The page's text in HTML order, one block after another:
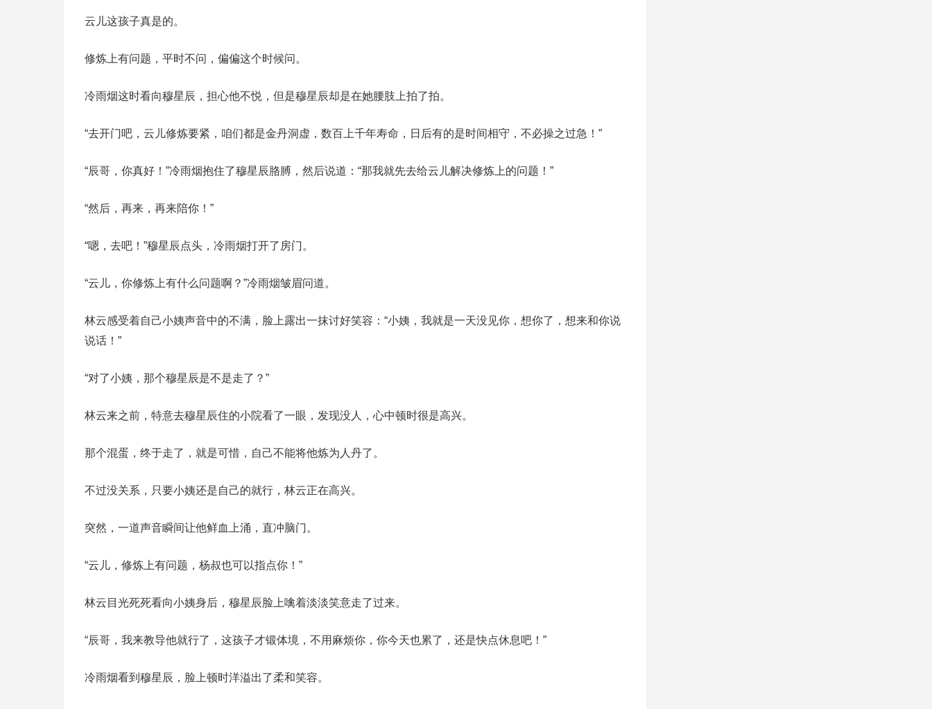
云儿这孩子真是的。
修炼上有问题，平时不问，偏偏这个时候问。
冷雨烟这时看向穆星辰，担心他不悦，但是穆星辰却是在她腰肢上拍了拍。
“去开门吧，云儿修炼要紧，咱们都是金丹洞虚，数百上千年寿命，日后有的是时间相守，不必操之过急！”
“辰哥，你真好！”冷雨烟抱住了穆星辰胳膊，然后说道：“那我就先去给云儿解决修炼上的问题！”
“然后，再来，再来陪你！”
“嗯，去吧！”穆星辰点头，冷雨烟打开了房门。
“云儿，你修炼上有什么问题啊？”冷雨烟皱眉问道。
林云感受着自己小姨声音中的不满，脸上露出一抹讨好笑容：“小姨，我就是一天没见你，想你了，想来和你说
说话！”
“对了小姨，那个穆星辰是不是走了？”
林云来之前，特意去穆星辰住的小院看了一眼，发现没人，心中顿时很是高兴。
那个混蛋，终于走了，就是可惜，自己不能将他炼为人丹了。
不过没关系，只要小姨还是自己的就行，林云正在高兴。
突然，一道声音瞬间让他鲜血上涌，直冲脑门。
“云儿，修炼上有问题，杨叔也可以指点你！”
林云目光死死看向小姨身后，穆星辰脸上噙着淡淡笑意走了过来。
“辰哥，我来教导他就行了，这孩子才锻体境，不用麻烦你，你今天也累了，还是快点休息吧！”
冷雨烟看到穆星辰，脸上顿时洋溢出了柔和笑容。